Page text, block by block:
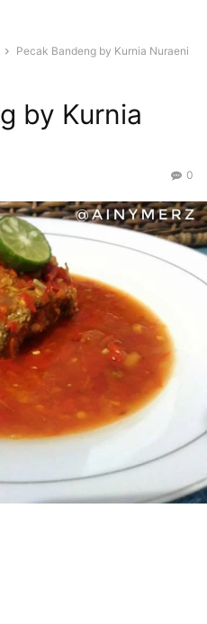
Pecak Bandeng by Kurnia Nuraeni
by Kurnia
0